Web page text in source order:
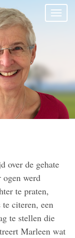
over de gehate
ogen werd
te praten,
citeren, een
te stellen die
Marleen wat